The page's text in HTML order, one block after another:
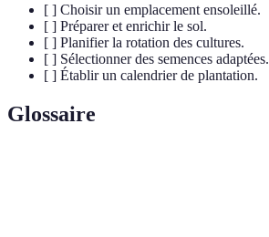
[ ] Choisir un emplacement ensoleillé.
[ ] Préparer et enrichir le sol.
[ ] Planifier la rotation des cultures.
[ ] Sélectionner des semences adaptées.
[ ] Établir un calendrier de plantation.
Glossaire